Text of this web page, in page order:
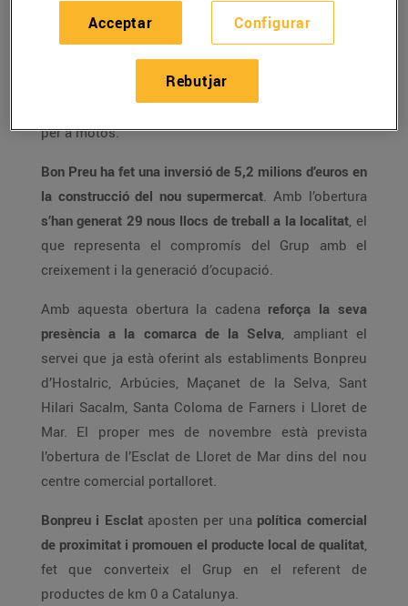
Tossa de Marsituat al c. de Lluís Companys, cant. c.
de Francesc Macià. El nou establiment té una
superfície de vendes de1.799 m² i 111 places
per a cotxes, 42 per a bicicletes i 11
per a motos.
Bon Preu ha fet una inversió de 5,2 milions d’euros en
la construcció del nou supermercat. Amb l’obertura
s’han generat 29 nous llocs de treball a la localitat, el
que representa el compromís del Grup amb el
creixement i la generació d’ocupació.
Amb aquesta obertura la cadena reforça la seva
presència a la comarca de la Selva, ampliant el
servei que ja està oferint als establiments Bonpreu
d’Hostalric, Arbúcies, Maçanet de la Selva, Sant
Hilari Sacalm, Santa Coloma de Farners i Lloret de
Mar. El proper mes de novembre està prevista
l’obertura de l’Esclat de Lloret de Mar dins del nou
centre comercial portalloret.
Bonpreu i Esclat aposten per una política comercial
de proximitat i promouen el producte local de qualitat,
fet que converteix el Grup en el referent de
productes de km 0 a Catalunya.
Configurar
Rebutjar
Acceptar